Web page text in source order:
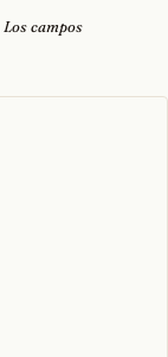
Los campos